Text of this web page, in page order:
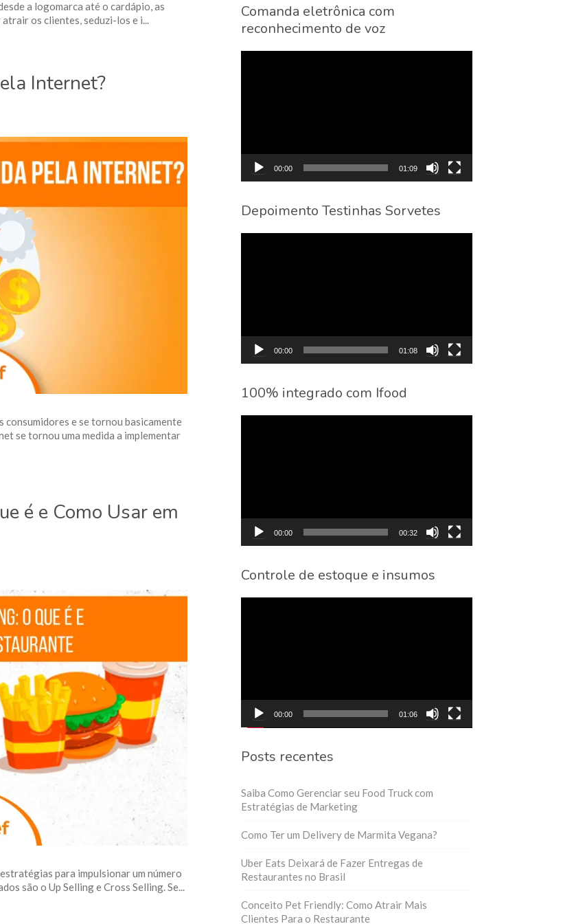
a logomarca até o cardápio, as
os clientes, seduzi-los e i...
Internet?
e se tornou basicamente
se tornou uma medida a implementar
é e Como Usar em
para impulsionar um número
são o Up Selling e Cross Selling. Se...
Comanda eletrônica com
reconhecimento de voz
00:00 01:09
Depoimento Testinhas Sorvetes
00:00 01:08
100% integrado com Ifood
00:00 00:32
Controle de estoque e insumos
00:00 01:06
Posts recentes
Saiba Como Gerenciar seu Food Truck com
Estratégias de Marketing
Como Ter um Delivery de Marmita Vegana?
Uber Eats Deixará de Fazer Entregas de
Restaurantes no Brasil
Conceito Pet Friendly: Como Atrair Mais
Clientes Para o Restaurante